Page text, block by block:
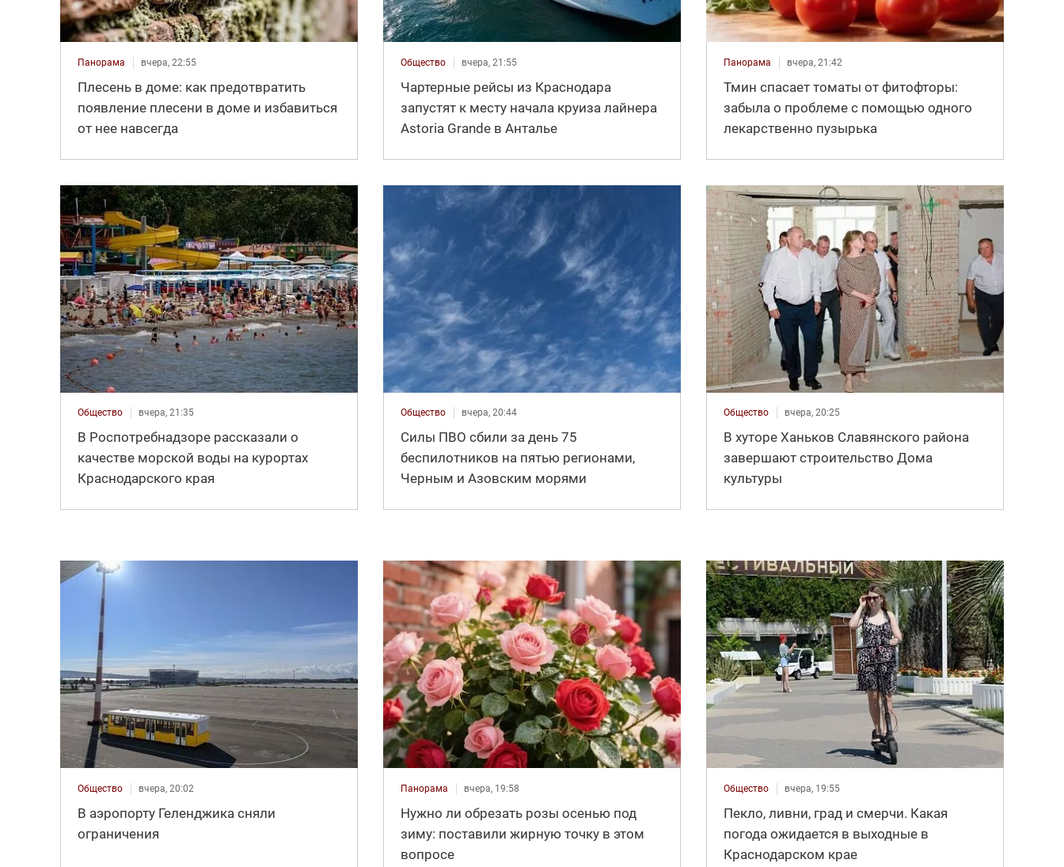
Панорама вчера, 22:55
Плесень в доме: как предотвратить
появление плесени в доме и избавиться
от нее навсегда
Общество вчера, 21:55
Чартерные рейсы из Краснодара
запустят к месту начала круиза лайнера
Astoria Grande в Анталье
Панорама вчера, 21:42
Тмин спасает томаты от фитофторы:
забыла о проблеме с помощью одного
лекарственно пузырька
Общество вчера, 21:35
В Роспотребнадзоре рассказали о
качестве морской воды на курортах
Краснодарского края
Общество вчера, 20:44
Силы ПВО сбили за день 75
беспилотников на пятью регионами,
Черным и Азовским морями
Общество вчера, 20:25
В хуторе Ханьков Славянского района
завершают строительство Дома
культуры
Общество вчера, 20:02
В аэропорту Геленджика сняли
ограничения
Панорама вчера, 19:58
Нужно ли обрезать розы осенью под
зиму: поставили жирную точку в этом
вопросе
Общество вчера, 19:55
Пекло, ливни, град и смерчи. Какая
погода ожидается в выходные в
Краснодарском крае